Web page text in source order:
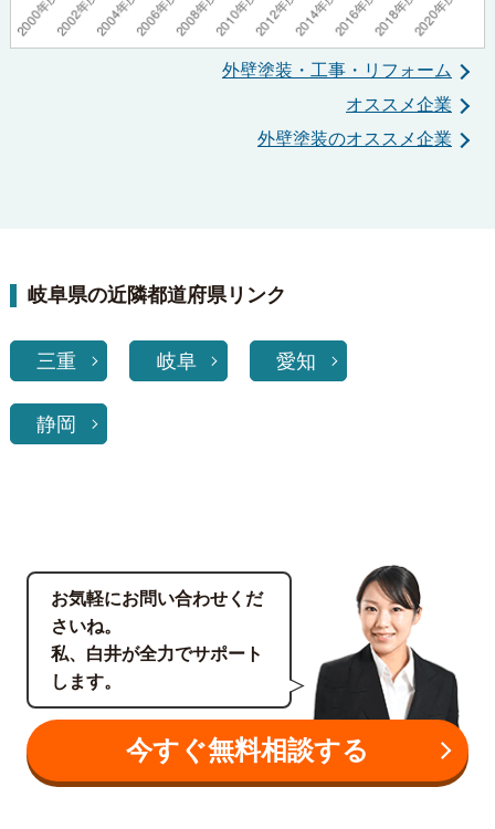
外壁塗装・工事・リフォーム
オススメ企業
外壁塗装のオススメ企業
岐阜県の近隣都道府県リンク
三重 岐阜 愛知
静岡
お気軽にお問い合わせくだ
さいね。
私、白井が全力でサポート
します。
今すぐ無料相談する